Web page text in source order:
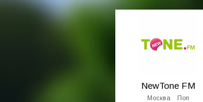
NewTone FM
Москва Поп